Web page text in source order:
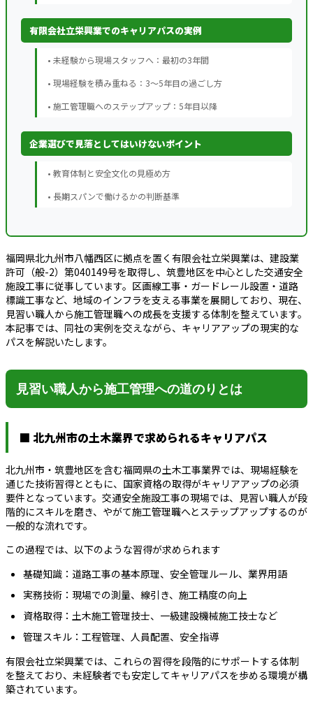
有限会社立栄興業でのキャリアパスの実例
• 未経験から現場スタッフへ：最初の3年間
• 現場経験を積み重ねる：3～5年目の過ごし方
• 施工管理職へのステップアップ：5年目以降
企業選びで見落としてはいけないポイント
• 教育体制と安全文化の見極め方
• 長期スパンで働けるかの判断基準
福岡県北九州市八幡西区に拠点を置く有限会社立栄興業は、建設業
許可（般-2）第040149号を取得し、筑豊地区を中心とした交通安全
施設工事に従事しています。区画線工事・ガードレール設置・道路
標識工事など、地域のインフラを支える事業を展開しており、現在、
見習い職人から施工管理職への成長を支援する体制を整えています。
本記事では、同社の実例を交えながら、キャリアアップの現実的な
パスを解説いたします。
見習い職人から施工管理への道のりとは
■ 北九州市の土木業界で求められるキャリアパス
北九州市・筑豊地区を含む福岡県の土木工事業界では、現場経験を
通じた技術習得とともに、国家資格の取得がキャリアアップの必須
要件となっています。交通安全施設工事の現場では、見習い職人が段
階的にスキルを磨き、やがて施工管理職へとステップアップするのが
一般的な流れです。
この過程では、以下のような習得が求められます
基礎知識：道路工事の基本原理、安全管理ルール、業界用語
実務技術：現場での測量、線引き、施工精度の向上
資格取得：土木施工管理技士、一級建設機械施工技士など
管理スキル：工程管理、人員配置、安全指導
有限会社立栄興業では、これらの習得を段階的にサポートする体制
を整えており、未経験者でも安定してキャリアパスを歩める環境が構
築されています。